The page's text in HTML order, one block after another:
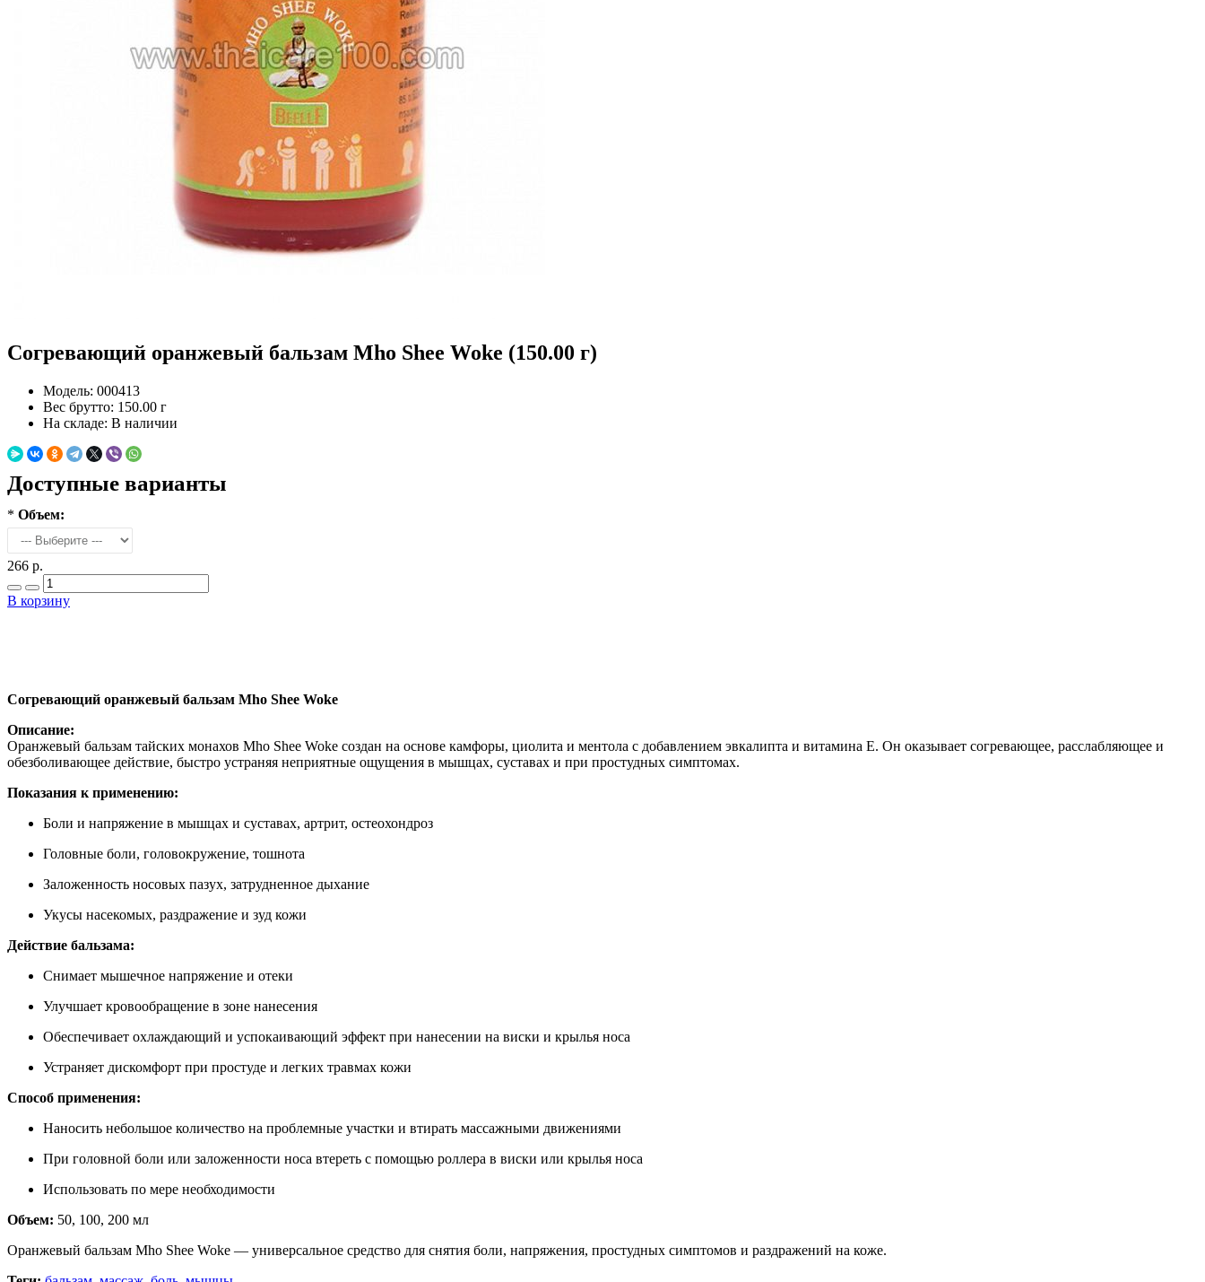
Согревающий оранжевый бальзам Mho Shee Woke (150.00 г)
Модель: 000413
Вес брутто: 150.00 г
На складе: В наличии
Доступные варианты
* Объем:
266 р.
В корзину
Согревающий оранжевый бальзам Mho Shee Woke
Описание:
Оранжевый бальзам тайских монахов Mho Shee Woke создан на основе камфоры, циолита и ментола с добавлением эвкалипта и витамина Е. Он оказывает согревающее, расслабляющее и
обезболивающее действие, быстро устраняя неприятные ощущения в мышцах, суставах и при простудных симптомах.
Показания к применению:
Боли и напряжение в мышцах и суставах, артрит, остеохондроз
Головные боли, головокружение, тошнота
Заложенность носовых пазух, затрудненное дыхание
Укусы насекомых, раздражение и зуд кожи
Действие бальзама:
Снимает мышечное напряжение и отеки
Улучшает кровообращение в зоне нанесения
Обеспечивает охлаждающий и успокаивающий эффект при нанесении на виски и крылья носа
Устраняет дискомфорт при простуде и легких травмах кожи
Способ применения:
Наносить небольшое количество на проблемные участки и втирать массажными движениями
При головной боли или заложенности носа втереть с помощью роллера в виски или крылья носа
Использовать по мере необходимости
Объем: 50, 100, 200 мл
Оранжевый бальзам Mho Shee Woke — универсальное средство для снятия боли, напряжения, простудных симптомов и раздражений на коже.